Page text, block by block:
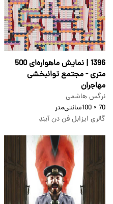
1396 | نمایش ماهواره‌ای 500
متری - مجتمع توانبخشی
مهاجران
نرگس هاشمی
70 × 100
سانتی‌متر
گالری ایزابل فن دن آیندِ